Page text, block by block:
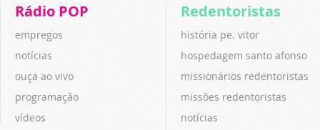
Rádio POP
empregos
notícias
ouça ao vivo
programação
vídeos
Redentoristas
história pe. vitor
hospedagem santo afonso
missionários redentoristas
missões redentoristas
notícias